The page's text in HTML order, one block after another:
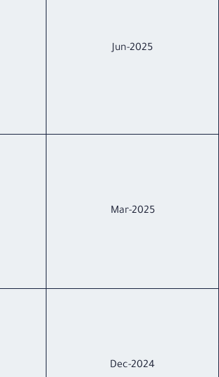
Jun-2025
Mar-2025
Dec-2024